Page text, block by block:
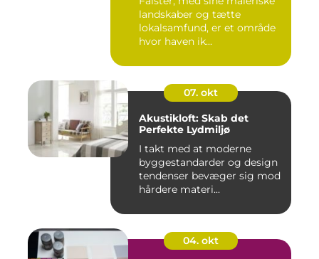
landskaber og tætte
lokalsamfund, er et område
hvor haven ik...
07. okt
Akustikloft: Skab det
Perfekte Lydmiljø
I takt med at moderne
byggestandarder og design
tendenser bevæger sig mod
hårdere materi...
04. okt